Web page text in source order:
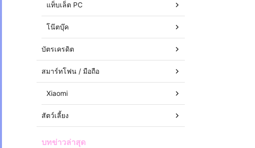
แท็บเล็ต PC
โน๊ตบุ๊ค
บัตรเครดิต
สมาร์ทโฟน / มือถือ
Xiaomi
สัตว์เลี้ยง
บทข่าวล่าสุด